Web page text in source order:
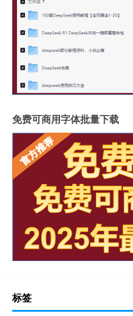
免费可商用字体批量下载
标签